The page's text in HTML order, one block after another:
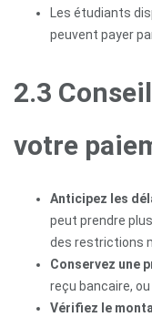
Les étudiants
peuvent payer
2.3
votre
Anticipez les
peut prendre
des restrictions
Conservez une
reçu bancaire,
Vérifiez le